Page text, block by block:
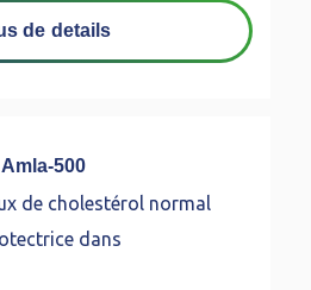
de details
Amla-500
de cholestérol normal
dans